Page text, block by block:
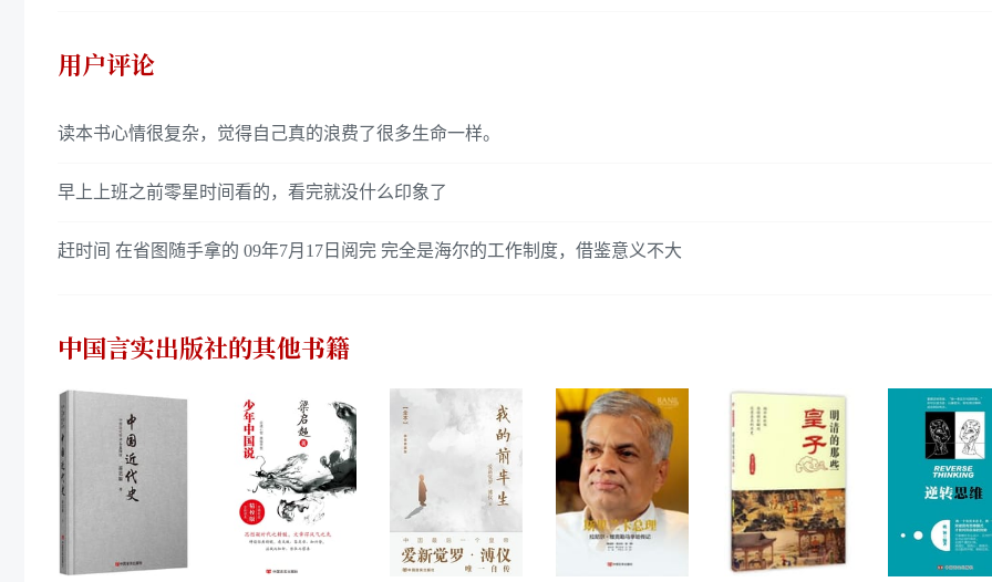
用户评论
读本书心情很复杂，觉得自己真的浪费了很多生命一样。
早上上班之前零星时间看的，看完就没什么印象了
赶时间 在省图随手拿的 09年7月17日阅完 完全是海尔的工作制度，借鉴意义不大
中国言实出版社的其他书籍